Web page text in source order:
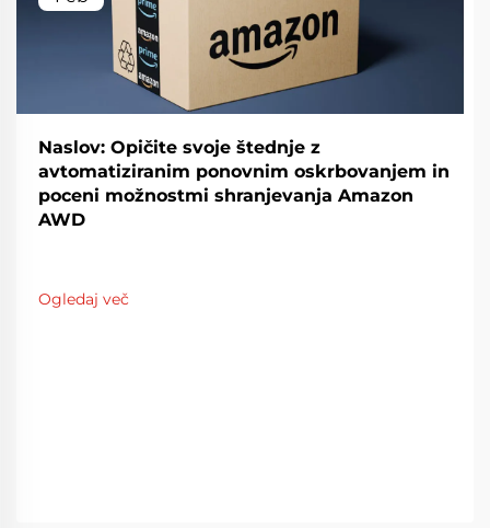
Naslov: Opičite svoje štednje z
avtomatiziranim ponovnim oskrbovanjem in
poceni možnostmi shranjevanja Amazon
AWD
Ogledaj več